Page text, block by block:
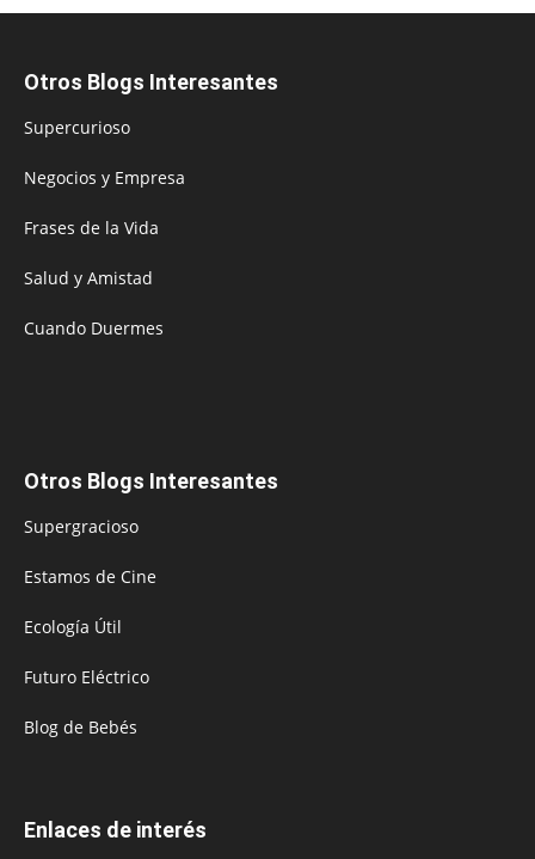
Otros Blogs Interesantes
Supercurioso
Negocios y Empresa
Frases de la Vida
Salud y Amistad
Cuando Duermes
Otros Blogs Interesantes
Supergracioso
Estamos de Cine
Ecología Útil
Futuro Eléctrico
Blog de Bebés
Enlaces de interés